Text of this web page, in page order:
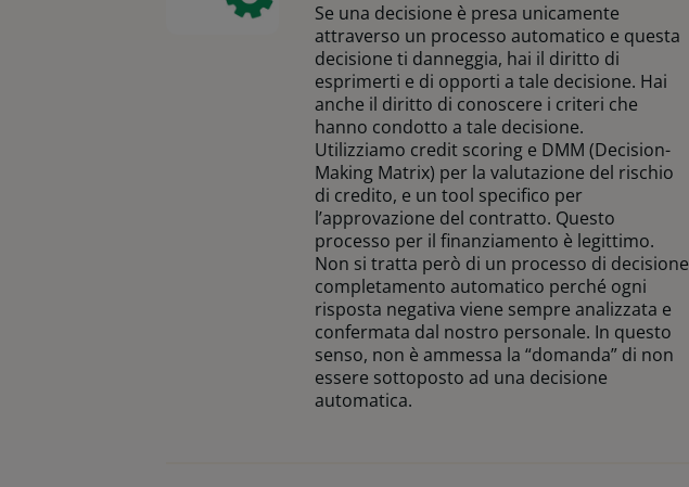
Se una decisione è presa unicamente
attraverso un processo automatico e questa
decisione ti danneggia, hai il diritto di
esprimerti e di opporti a tale decisione. Hai
anche il diritto di conoscere i criteri che
hanno condotto a tale decisione.
Utilizziamo credit scoring e DMM (Decision-
Making Matrix) per la valutazione del rischio
di credito, e un tool specifico per
l’approvazione del contratto. Questo
processo per il finanziamento è legittimo.
Non si tratta però di un processo di decisione
completamento automatico perché ogni
risposta negativa viene sempre analizzata e
confermata dal nostro personale. In questo
senso, non è ammessa la “domanda” di non
essere sottoposto ad una decisione
automatica.